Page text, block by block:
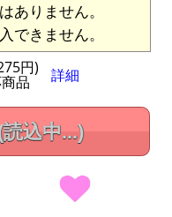
ありません。
できません。
円)
品 詳細
読込中...)